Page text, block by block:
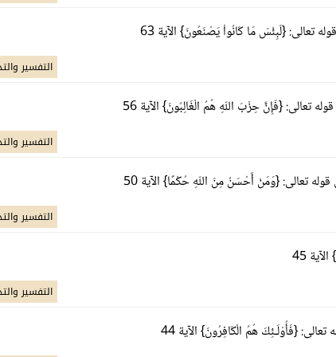
التفسير
التفسير
التفسير
التفسير